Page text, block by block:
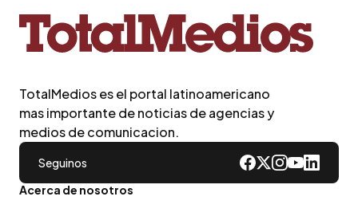
TotalMedios es el portal latinoamericano
mas importante de noticias de agencias y
medios de comunicacion.
Seguinos
Acerca de nosotros